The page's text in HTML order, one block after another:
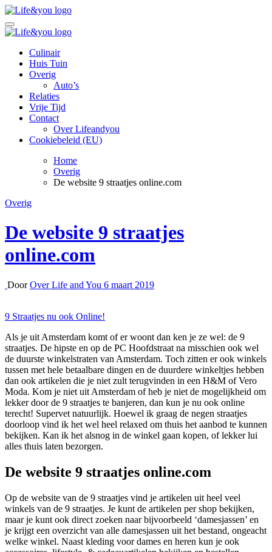
Ga
naar
de
Life&You
Ontdek het leven, omarm jezelf
Ontdek het leven, omarm jezelf
Culinair
Huis Tuin
Overig
Auto’s
Relaties
Vrije Tijd
Contact
Over Lifeandyou
Cookiebeleid (EU)
Home
Overig
De website 9 straatjes online.com
Overig
De website 9 straatjes
online.com
DoorOver Life and You 6 maart 2019
9 Straatjes nu ook Online!
Als je uit Amsterdam komt of er woont dan ken je ze wel: de 9
straatjes. De hipste en op de PC Hoofdstraat na misschien ook wel
de duurste winkelstraten van Amsterdam. Toch zitten er ook winkels
tussen met hele betaalbare dingen en de duurdere winkeltjes hebben
dan ook artikelen die je niet zult terugvinden in een H&M of Vero
Moda. Kom je niet uit Amsterdam of heb je niet de mogelijkheid om
lekker door de 9 straatjes te banjeren, dan kun je nu ook online
terecht! Supervet natuurlijk. Hoewel ik graag de negen straatjes
doorloop vind ik het wel heel relaxed om thuis het aanbod te kunnen
bekijken. Kan ik het alsnog in de winkel gaan kopen, of lekker lui
alles thuis laten bezorgen.
De website 9 straatjes online.com
Op de website van de 9 straatjes vind je artikelen uit heel veel
winkels van de 9 straatjes. Je kunt de artikelen per shop bekijken,
maar je kunt ook direct zoeken naar bijvoorbeeld ‘damesjassen’ en
je krijgt een overzicht van alle damesjassen uit het bestand, ongeacht
welke winkel. Naast kleding voor dames en heren kun je ook